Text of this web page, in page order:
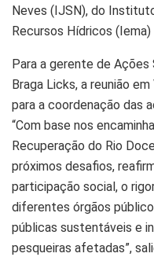
Neves (IJSN), do
Recursos Hídricos
Para a gerente de Ações
Braga Licks, a reunião
para a coordenação das
“Com base nos
Recuperação do Rio
próximos desafios,
participação social, o
diferentes órgãos
públicas sustentáveis e
pesqueiras afetadas”,